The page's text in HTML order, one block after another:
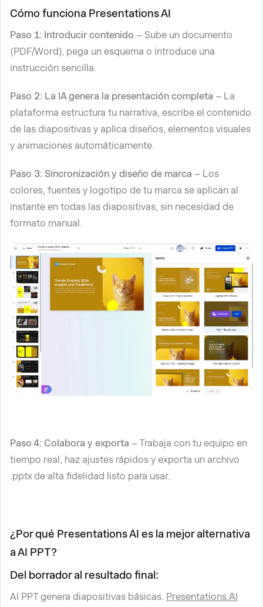
Cómo funciona Presentations AI
Paso 1: Introducir contenido – Sube un documento
(PDF/Word), pega un esquema o introduce una
instrucción sencilla.
Paso 2: La IA genera la presentación completa – La
plataforma estructura tu narrativa, escribe el contenido
de las diapositivas y aplica diseños, elementos visuales
y animaciones automáticamente.
Paso 3: Sincronización y diseño de marca – Los
colores, fuentes y logotipo de tu marca se aplican al
instante en todas las diapositivas, sin necesidad de
formato manual.
Paso 4: Colabora y exporta – Trabaja con tu equipo en
tiempo real, haz ajustes rápidos y exporta un archivo
.pptx de alta fidelidad listo para usar.
¿Por qué Presentations AI es la mejor alternativa
a AI PPT?
Del borrador al resultado final:
AI PPT genera diapositivas básicas. Presentations.AI